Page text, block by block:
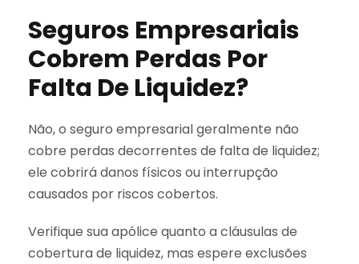
Seguros Empresariais
Cobrem Perdas Por
Falta De Liquidez?
Não, o seguro empresarial geralmente não
cobre perdas decorrentes de falta de liquidez;
ele cobrirá danos físicos ou interrupção
causados por riscos cobertos.
Verifique sua apólice quanto a cláusulas de
cobertura de liquidez, mas espere exclusões